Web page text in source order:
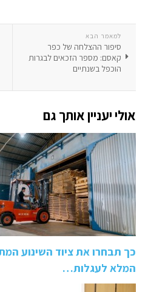
למאמר הבא
סיפור ההצלחה של כפר
קאסם: מספר הזכאים לבגרות
הוכפל בשנתיים
אולי יעניין אותך גם
כך תבחרו את ציוד השינוע
המלא לעגלות…